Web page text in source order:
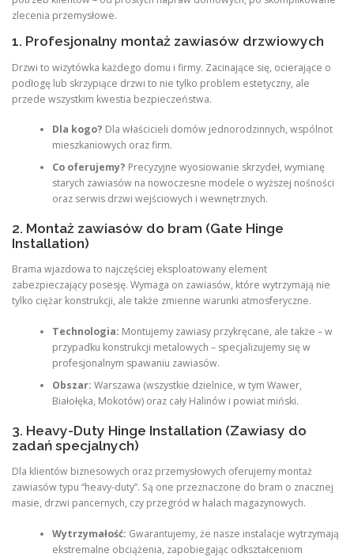
zlecenia przemysłowe.
1. Profesjonalny montaż zawiasów drzwiowych
Drzwi to wizytówka każdego domu i firmy. Zacinające się, ocierające o
podłogę lub skrzypiące drzwi to nie tylko problem estetyczny, ale
przede wszystkim kwestia bezpieczeństwa.
Dla kogo? Dla właścicieli domów jednorodzinnych, wspólnot
mieszkaniowych oraz firm.
Co oferujemy? Precyzyjne wyosiowanie skrzydeł, wymianę
starych zawiasów na nowoczesne modele o wyższej nośności
oraz serwis drzwi wejściowych i wewnętrznych.
2. Montaż zawiasów do bram (Gate Hinge
Installation)
Brama wjazdowa to najczęściej eksploatowany element
zabezpieczający posesję. Wymaga on zawiasów, które wytrzymają nie
tylko ciężar konstrukcji, ale także zmienne warunki atmosferyczne.
Technologia: Montujemy zawiasy przykręcane, ale także – w
przypadku konstrukcji metalowych – specjalizujemy się w
profesjonalnym spawaniu zawiasów.
Obszar: Warszawa (wszystkie dzielnice, w tym Wawer,
Białołęka, Mokotów) oraz cały Halinów i powiat miński.
3. Heavy-Duty Hinge Installation (Zawiasy do
zadań specjalnych)
Dla klientów biznesowych oraz przemysłowych oferujemy montaż
zawiasów typu “heavy-duty”. Są one przeznaczone do bram o znacznej
masie, drzwi pancernych, czy przegród w halach magazynowych.
Wytrzymałość: Gwarantujemy, że nasze instalacje wytrzymają
ekstremalne obciążenia, zapobiegając odkształceniom